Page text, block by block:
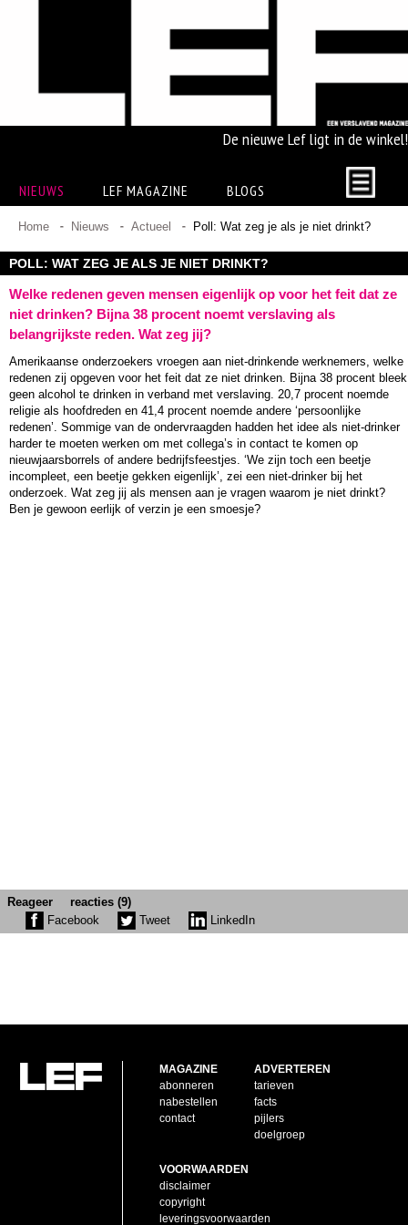
De nieuwe Lef ligt in de winkel!
NIEUWS LEF MAGAZINE BLOGS
Home Nieuws Actueel Poll: Wat zeg je als je niet drinkt?
POLL: WAT ZEG JE ALS JE NIET DRINKT?
Welke redenen geven mensen eigenlijk op voor het feit dat ze
niet drinken? Bijna 38 procent noemt verslaving als
belangrijkste reden. Wat zeg jij?
Amerikaanse onderzoekers vroegen aan niet-drinkende werknemers, welke
redenen zij opgeven voor het feit dat ze niet drinken. Bijna 38 procent bleek
geen alcohol te drinken in verband met verslaving. 20,7 procent noemde
religie als hoofdreden en 41,4 procent noemde andere ‘persoonlijke
redenen’. Sommige van de ondervraagden hadden het idee als niet-drinker
harder te moeten werken om met collega’s in contact te komen op
nieuwjaarsborrels of andere bedrijfsfeestjes. ‘We zijn toch een beetje
incompleet, een beetje gekken eigenlijk’, zei een niet-drinker bij het
onderzoek. Wat zeg jij als mensen aan je vragen waarom je niet drinkt?
Ben je gewoon eerlijk of verzin je een smoesje?
Reageer
reacties (9)
Facebook
Tweet LinkedIn
MAGAZINE
abonneren
nabestellen
contact
ADVERTEREN
tarieven
facts
pijlers
doelgroep
VOORWAARDEN
disclaimer
copyright
leveringsvoorwaarden